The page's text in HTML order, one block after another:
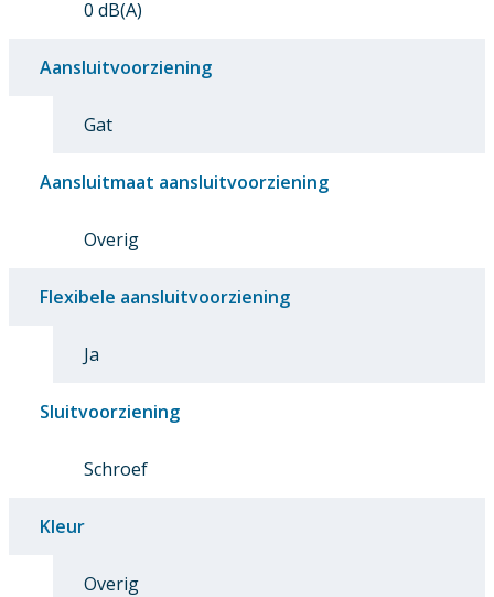
0 dB(A)
Aansluitvoorziening
Gat
Aansluitmaat aansluitvoorziening
Overig
Flexibele aansluitvoorziening
Ja
Sluitvoorziening
Schroef
Kleur
Overig